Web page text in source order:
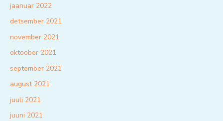
jaanuar 2022
detsember 2021
november 2021
oktoober 2021
september 2021
august 2021
juuli 2021
juuni 2021